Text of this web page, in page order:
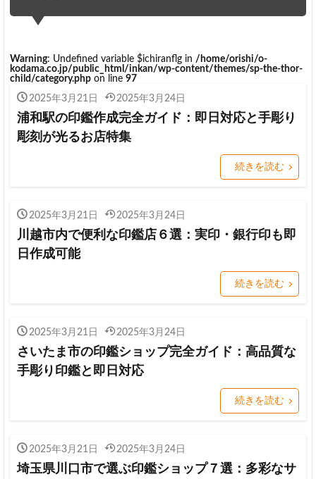
Warning: Undefined variable $ichiranflg in /home/orishi/o-
kodama.co.jp/public_html/inkan/wp-content/themes/sp-the-thor-
child/category.php on line 97
2025年3月21日
2025年3月24日
浦和駅の印鑑作成完全ガイド：即日対応と手彫り
彫刻が光るお店特集
続きを読む
2025年3月21日 2025年3月24日
川越市内で便利な印鑑店６選：実印・銀行印も即
日作成可能
続きを読む
2025年3月21日 2025年3月24日
さいたま市の印鑑ショップ完全ガイド：高品質な
手彫り印鑑と即日対応
続きを読む
2025年3月21日 2025年3月24日
埼玉県川口市で選ぶ印鑑ショップ７選：多彩なサ